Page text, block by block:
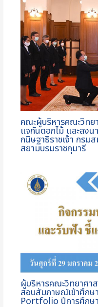
คณะผู้บริหารคณะวิทย
แจกันดอกไม้ และลง
กนิษฐาธิราชเจ้า กรม
สยามบรมราชกุมารี
ผู้บริหารคณะวิทยาศ
สอบสัมภาษณ์เข้าศึก
Portfolio ปีการศึกษ